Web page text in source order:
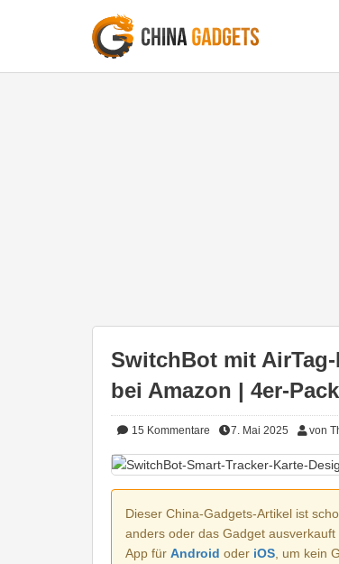
SwitchBot mit
bei Amazon | 4er-
15 Kommentare 7. Mai 2025 von
Dieser China-Gadgets-Artikel ist
anders oder das Gadget ausverkauft
App für Android oder iOS , um kein